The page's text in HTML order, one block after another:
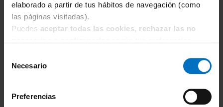
elaborado a partir de tus hábitos de navegación (como
las páginas visitadas).
Puedes aceptar todas las cookies, rechazar las no
Necesario
Preferencias
modelos reductores. Seleccionamos cada
colección valorando el ajuste, la
comodidad y la calidad para ayudarte a
Si buscas un sujetador que te acompañe
con comodidad en tu rutina diaria y con
un estilo femenino atemporal,
Sujetador sin aros con relleno Sans Complexe
Agathe